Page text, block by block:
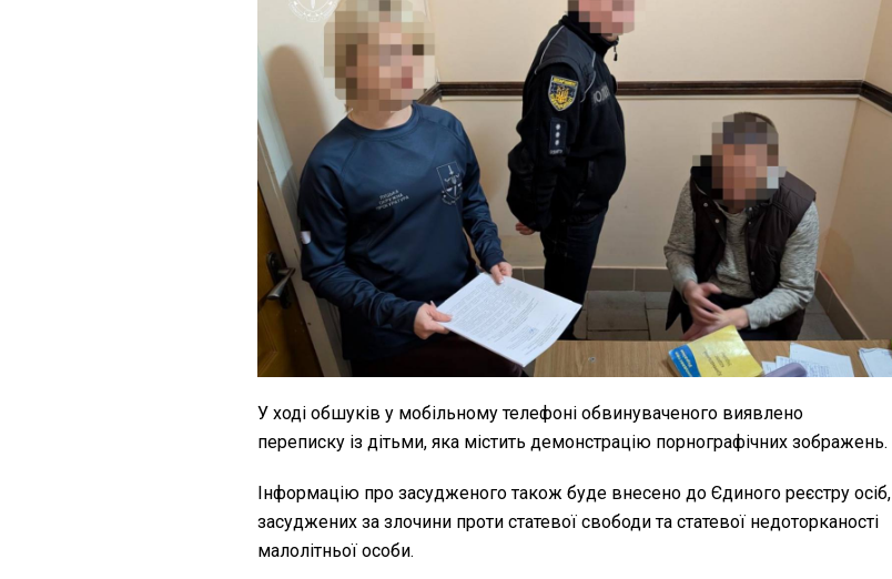
У ході обшуків у мобільному телефоні обвинуваченого виявлено
переписку із дітьми, яка містить демонстрацію порнографічних зображень.
Інформацію про засудженого також буде внесено до Єдиного реєстру осіб,
засуджених за злочини проти статевої свободи та статевої недоторканості
малолітньої особи.